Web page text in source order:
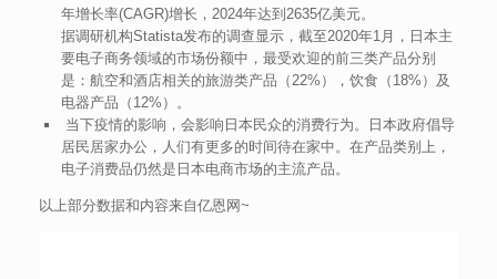
年增长率(CAGR)增长，2024年达到2635亿美元。
据调研机构Statista发布的调查显示，截至2020年1月，日本主
要电子商务领域的市场份额中，最受欢迎的前三类产品分别
是：航空和酒店相关的旅游类产品（22%），饮食（18%）及
电器产品（12%）。
当下疫情的影响，会影响日本民众的消费行为。日本政府倡导
居民居家办公，人们有更多的时间待在家中。在产品类别上，
电子消费品仍然是日本电商市场的主流产品。
以上部分数据和内容来自亿恩网~